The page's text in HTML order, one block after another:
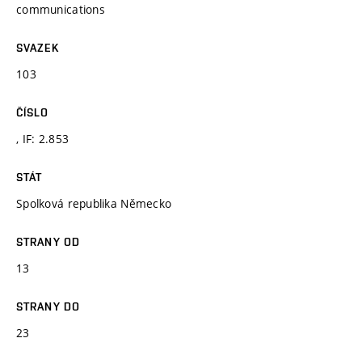
communications
SVAZEK
103
ČÍSLO
, IF: 2.853
STÁT
Spolková republika Německo
STRANY OD
13
STRANY DO
23